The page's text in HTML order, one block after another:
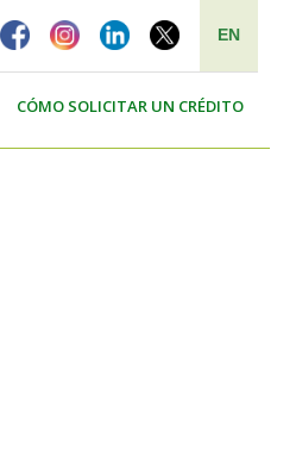
EN
CÓMO SOLICITAR UN CRÉDITO